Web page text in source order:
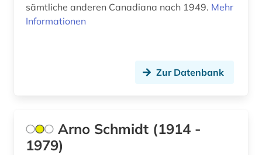
byzantinisches reich (1)
cad (1)
Slowenien (5)
Suedosteuropa (4)
sämtliche anderen Canadiana nach 1949. Mehr
Informationen
Zur Datenbank
Arno Schmidt (1914 -
1979)